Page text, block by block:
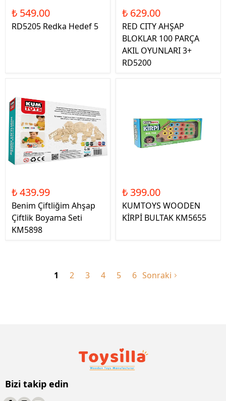
₺ 549.00
RD5205 Redka Hedef 5
₺ 629.00
RED CITY AHŞAP
BLOKLAR 100 PARÇA
AKIL OYUNLARI 3+
RD5200
₺ 439.99
Benim Çiftliğim Ahşap
Çiftlik Boyama Seti
KM5898
₺ 399.00
KUMTOYS WOODEN
KİRPİ BULTAK KM5655
1 2 3 4 5 6 Sonraki
Bizi takip edin